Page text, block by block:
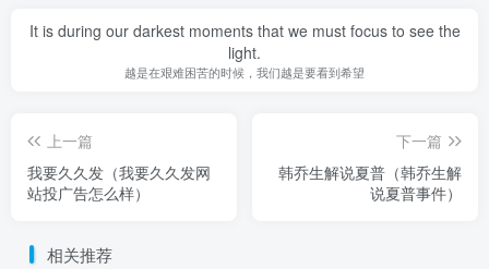
It is during our darkest moments that we must focus to see the
light.
越是在艰难困苦的时候，我们越是要看到希望
上一篇
我要久久发（我要久久发网
站投广告怎么样）
下一篇
韩乔生解说夏普（韩乔生解
说夏普事件）
相关推荐